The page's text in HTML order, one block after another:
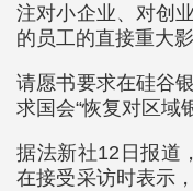
注对小企业、对创
的员工的直接重大影
请愿书要求在硅谷
求国会“恢复对区域
据法新社12日报道
在接受采访时表示